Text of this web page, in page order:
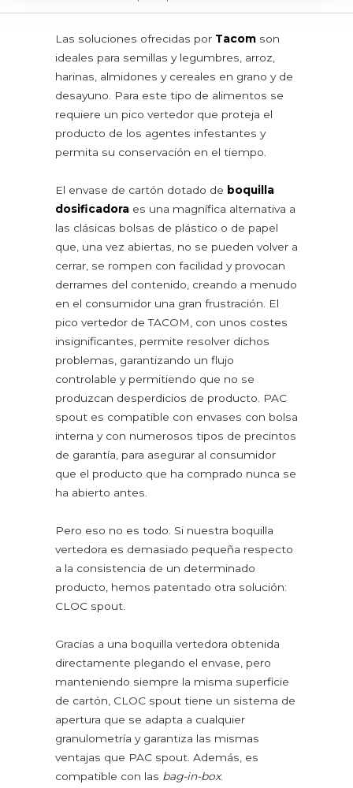
PICOS VERTEDORES
SERVICIOS
CERTIFICACIONES
NEWS
CONTACTOS
PRODUCTOS ALIMENTARIOS
Comida para bebés
Comida saludable
Leche en polvo
Té, café y bebidas instantáneas
Cereales y legumbres
Almidones
Cereales en grano y de desayuno
Semillas y legumbres
Azúcar y sazonadores
Condimentos congelados
Condimentos y especias
Golosinas y decoraciones de repostería
PRODUCTOS NO ALIMENTARIOS
Aditivos y detergentes
Productos para la casa y el cuerpo
Almidones corporales
Bicarbonato
Desodorantes en polvo y talco
Perlas y sales de baño
Las soluciones ofrecidas por Tacom son
ideales para semillas y legumbres, arroz,
harinas, almidones y cereales en grano y de
desayuno. Para este tipo de alimentos se
requiere un pico vertedor que proteja el
producto de los agentes infestantes y
permita su conservación en el tiempo.
El envase de cartón dotado de boquilla
dosificadora es una magnífica alternativa a
las clásicas bolsas de plástico o de papel
que, una vez abiertas, no se pueden volver a
cerrar, se rompen con facilidad y provocan
derrames del contenido, creando a menudo
en el consumidor una gran frustración. El
pico vertedor de TACOM, con unos costes
insignificantes, permite resolver dichos
problemas, garantizando un flujo
controlable y permitiendo que no se
produzcan desperdicios de producto. PAC
spout es compatible con envases con bolsa
interna y con numerosos tipos de precintos
de garantía, para asegurar al consumidor
que el producto que ha comprado nunca se
ha abierto antes.
Pero eso no es todo. Si nuestra boquilla
vertedora es demasiado pequeña respecto
a la consistencia de un determinado
producto, hemos patentado otra solución:
CLOC spout.
Gracias a una boquilla vertedora obtenida
directamente plegando el envase, pero
manteniendo siempre la misma superficie
de cartón, CLOC spout tiene un sistema de
apertura que se adapta a cualquier
granulometría y garantiza las mismas
ventajas que PAC spout. Además, es
compatible con las bag-in-box.